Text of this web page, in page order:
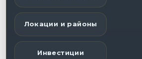
Локации и районы
Инвестиции